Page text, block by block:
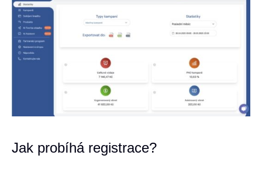
Jak probíhá registrace?